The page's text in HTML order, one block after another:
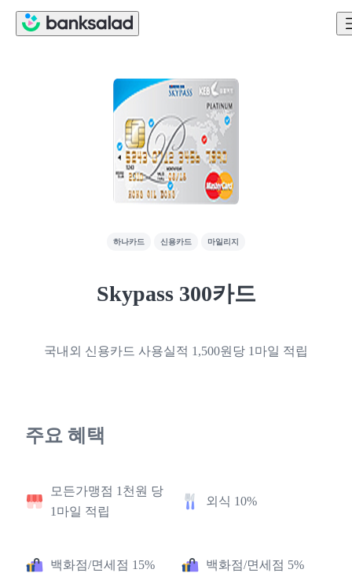
하나카드 신용카드 마일리지
Skypass 300카드
국내외 신용카드 사용실적 1,500원당 1마일 적립
주요 혜택
모든가맹점 1천원 당
1마일 적립
외식 10%
백화점/면세점 15% 백화점/면세점 5%